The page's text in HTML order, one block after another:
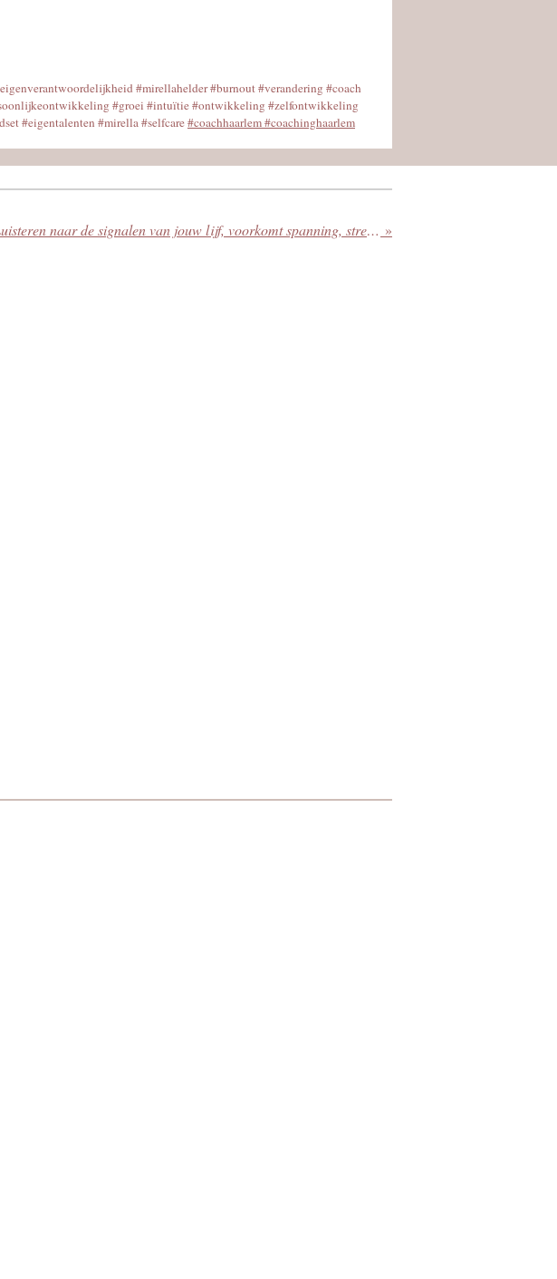
#mirellahelder #burnout #verandering #coach
#groei #intuïtie #ontwikkeling #zelfontwikkeling
#eigentalenten #mirella #selfcare#coachhaarlem #coachinghaarlem
Luisteren naar de signalen van jouw lijf, voorkomt spanning, stress en uitval »